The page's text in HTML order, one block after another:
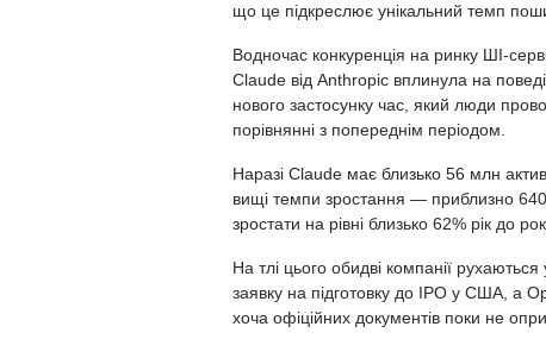
що це підкреслює унікальний темп
Водночас конкуренція на ринку ШІ-
Claude від Anthropic вплинула на
нового застосунку час, який люди
порівнянні з попереднім періодом.
Наразі Claude має близько 56 млн
вищі темпи зростання — приблизно
зростати на рівні близько 62% рік до
На тлі цього обидві компанії
заявку на підготовку до IPO у США, а
хоча офіційних документів поки не